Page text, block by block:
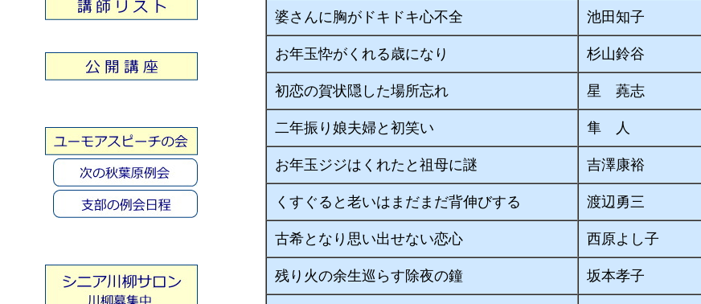
婆さんに胸がドキドキ心不全 池田知子
お年玉忰がくれる歳になり 杉山鈴谷
初恋の賀状隠した場所忘れ 星 蕘志
二年振り娘夫婦と初笑い 隼 人
お年玉ジジはくれたと祖母に謎 吉澤康裕
くすぐると老いはまだまだ背伸びする 渡辺勇三
古希となり思い出せない恋心 西原よし子
残り火の余生巡らす除夜の鐘 坂本孝子